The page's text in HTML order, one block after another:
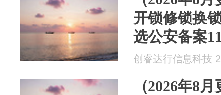
开锁修锁换
选公安备案
全资质连锁
创睿达行信息科技
（2026年8